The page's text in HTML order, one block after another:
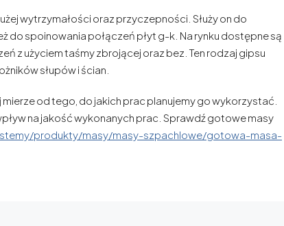
wytrzymałości oraz przyczepności. Służy on do
do spoinowania połączeń płyt g-k. Na rynku dostępne są
z użyciem taśmy zbrojącej oraz bez. Ten rodzaj gipsu
słupów i ścian.
od tego, do jakich prac planujemy go wykorzystać.
na jakość wykonanych prac. Sprawdź gotowe masy
produkty/masy/masy-szpachlowe/gotowa-masa-